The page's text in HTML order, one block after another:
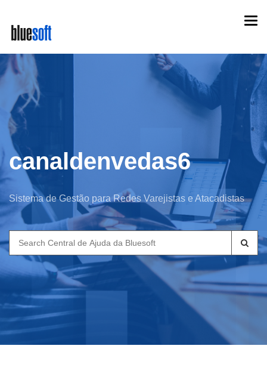
main
content
canaldenvedas6
Sistema de Gestão para Redes Varejistas e Atacadistas
Search
for: